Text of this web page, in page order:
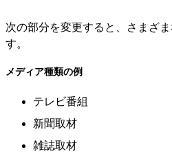
次の部分を変更すると、さまざ
す。
メディア種類の例
テレビ番組
新聞取材
雑誌取材